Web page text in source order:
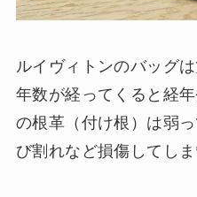
ルイヴィトンのバッグ
年数が経ってくると経
の根革（付け根）は弱
び割れなど損傷してしま